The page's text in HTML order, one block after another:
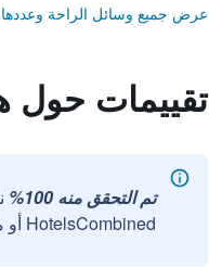
عرض جميع وسائل الراحة وعددها
تقييمات حول
تم التحقق منه 100%
HotelsCombined أو مع شركائنا الخارجيين الموثوقين.